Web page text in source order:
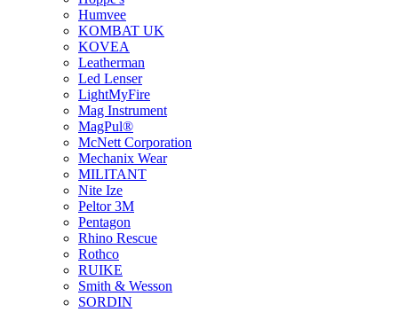
Humvee
KOMBAT UK
KOVEA
Leatherman
Led Lenser
LightMyFire
Mag Instrument
MagPul®
McNett Corporation
Mechanix Wear
MILITANT
Nite Ize
Peltor 3M
Pentagon
Rhino Rescue
Rothco
RUIKE
Smith & Wesson
SORDIN